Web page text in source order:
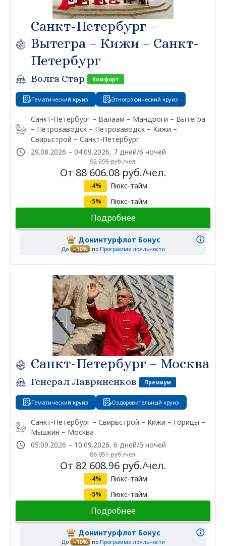
Санкт-Петербург –
Вытегра – Кижи – Санкт-
Петербург
Волга Стар Комфорт
Тематический круиз Этнографический круиз
Санкт-Петербург – Валаам – Мандроги – Вытегра
– Петрозаводск – Петрозаводск – Кижи –
Свирьстрой – Санкт-Петербург
29.08.2026 – 04.09.2026, 7 дней/6 ночей
92 298 руб./чел.
От 88 606.08 руб./чел.
-4% Люкс-тайм
-5% Люкс-тайм
Подробнее
Донинтурфлот Бонус
До –10% по Программе лояльности
Санкт-Петербург – Москва
Генерал Лавриненков Премиум
Тематический круиз Оздоровительный круиз
Санкт-Петербург – Свирьстрой – Кижи – Горицы –
Мышкин – Москва
05.09.2026 – 10.09.2026, 6 дней/5 ночей
86 051 руб./чел.
От 82 608.96 руб./чел.
-4% Люкс-тайм
-5% Люкс-тайм
Подробнее
Донинтурфлот Бонус
До –10% по Программе лояльности